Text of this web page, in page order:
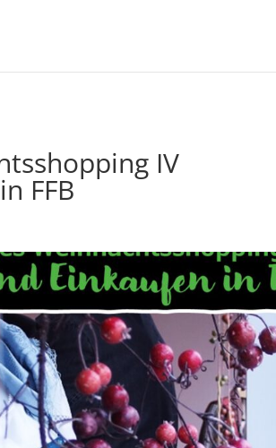
IV
FFB